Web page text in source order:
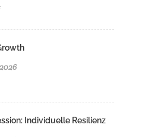
Individuelle Resilienz